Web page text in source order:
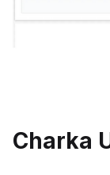
Charka